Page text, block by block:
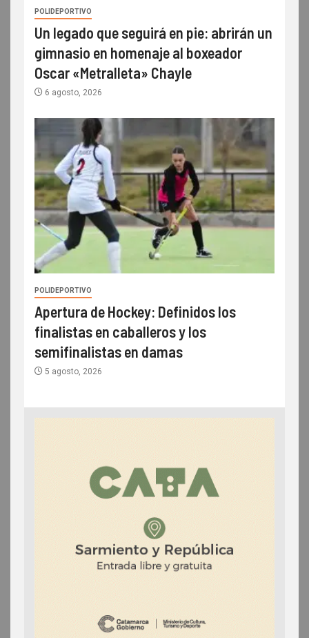
POLIDEPORTIVO
Un legado que seguirá en pie: abrirán un
gimnasio en homenaje al boxeador
Oscar «Metralleta» Chayle
6 agosto, 2026
POLIDEPORTIVO
Apertura de Hockey: Definidos los
finalistas en caballeros y los
semifinalistas en damas
5 agosto, 2026